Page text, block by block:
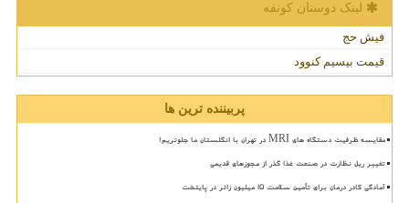
لینک دوستان كونفه
فیش حج
قیمت بیسیم کنوود
پربیننده ترین ها
مقایسه ظرفیت دستگاه های MRI در تهران با انگلستان ما جلوتریم!
تغییر ریل نظارت در صنعت غذا گذر از مجوزهای قدیمی
آمادگی کادر درمان برای تأمین سلامت 15 میلیون زائر در پایتخت